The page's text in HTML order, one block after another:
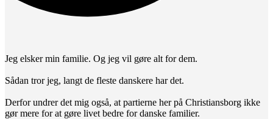
Jeg elsker min familie. Og jeg vil gøre alt for dem.
Sådan tror jeg, langt de fleste danskere har det.
Derfor undrer det mig også, at partierne her på Christiansborg ikke
gør mere for at gøre livet bedre for danske familier.